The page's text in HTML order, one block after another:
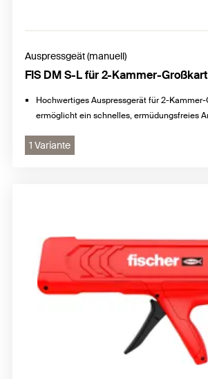
Auspressgeät (manuell)
FIS DM S-L für 2-Kammer-
Hochwertiges Auspressgerät für 2-
ermöglicht ein schnelles, ermüdungsfreies
1 Variante